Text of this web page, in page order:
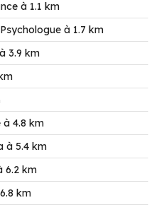
à 1.1 km
à 1.7 km
3.9 km
à 4.8 km
à 5.4 km
6.2 km
km